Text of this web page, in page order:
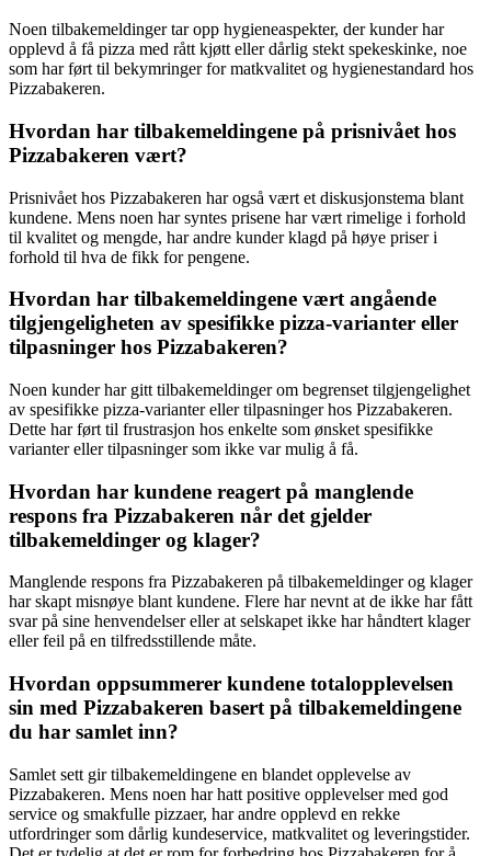
Noen tilbakemeldinger tar opp hygieneaspekter, der kunder har
opplevd å få pizza med rått kjøtt eller dårlig stekt spekeskinke, noe
som har ført til bekymringer for matkvalitet og hygienestandard hos
Pizzabakeren.
Hvordan har tilbakemeldingene på prisnivået hos
Pizzabakeren vært?
Prisnivået hos Pizzabakeren har også vært et diskusjonstema blant
kundene. Mens noen har syntes prisene har vært rimelige i forhold
til kvalitet og mengde, har andre kunder klagd på høye priser i
forhold til hva de fikk for pengene.
Hvordan har tilbakemeldingene vært angående
tilgjengeligheten av spesifikke pizza-varianter eller
tilpasninger hos Pizzabakeren?
Noen kunder har gitt tilbakemeldinger om begrenset tilgjengelighet
av spesifikke pizza-varianter eller tilpasninger hos Pizzabakeren.
Dette har ført til frustrasjon hos enkelte som ønsket spesifikke
varianter eller tilpasninger som ikke var mulig å få.
Hvordan har kundene reagert på manglende
respons fra Pizzabakeren når det gjelder
tilbakemeldinger og klager?
Manglende respons fra Pizzabakeren på tilbakemeldinger og klager
har skapt misnøye blant kundene. Flere har nevnt at de ikke har fått
svar på sine henvendelser eller at selskapet ikke har håndtert klager
eller feil på en tilfredsstillende måte.
Hvordan oppsummerer kundene totalopplevelsen
sin med Pizzabakeren basert på tilbakemeldingene
du har samlet inn?
Samlet sett gir tilbakemeldingene en blandet opplevelse av
Pizzabakeren. Mens noen har hatt positive opplevelser med god
service og smakfulle pizzaer, har andre opplevd en rekke
utfordringer som dårlig kundeservice, matkvalitet og leveringstider.